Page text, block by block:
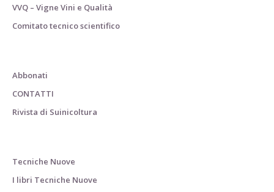
VVQ – Vigne Vini e Qualità
Comitato tecnico scientifico
Abbonati
CONTATTI
Rivista di Suinicoltura
Tecniche Nuove
I libri Tecniche Nuove